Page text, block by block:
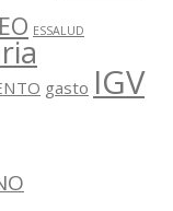
ESSALUD
gasto IGV